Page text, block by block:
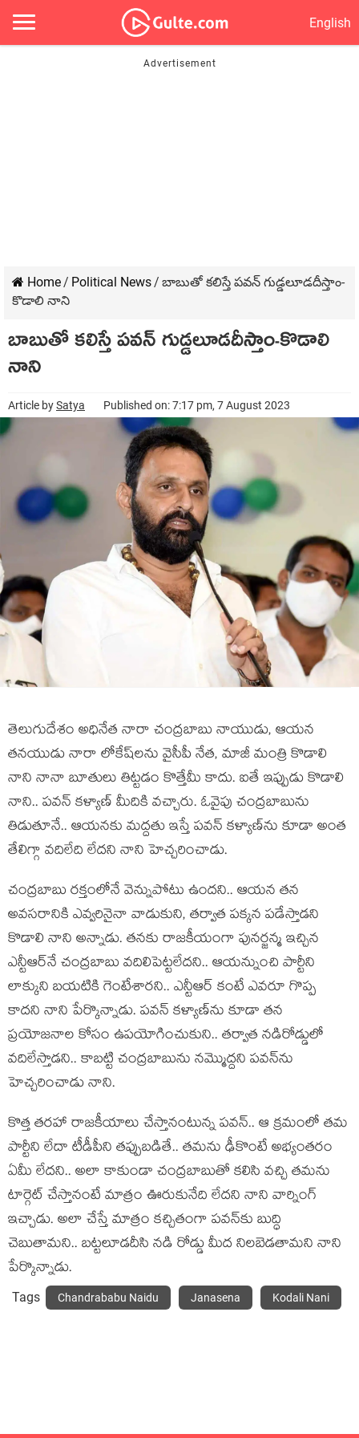
English
Home/ Political News/ బాబుతో కలిస్తే పవన్ గుడ్డలూడదీస్తాం-
కొడాలి నాని
బాబుతో కలిస్తే పవన్ గుడ్డలూడదీస్తాం-కొడాలి
నాని
Article bySatya Published on: 7:17 pm, 7 August 2023
తెలుగుదేశం అధినేత నారా చంద్రబాబు నాయుడు, ఆయన
తనయుడు నారా లోకేష్‌లను వైసీపీ నేత, మాజీ మంత్రి కొడాలి
నాని నానా బూతులు తిట్టడం కొత్తేమీ కాదు. ఐతే ఇప్పుడు కొడాలి
నాని.. పవన్ కళ్యాణ్ మీదికి వచ్చారు. ఓవైపు చంద్రబాబును
తిడుతూనే.. ఆయనకు మద్దతు ఇస్తే పవన్ కళ్యాణ్‌ను కూడా అంత
తేలిగ్గా వదిలేది లేదని నాని హెచ్చరించాడు.
చంద్రబాబు రక్తంలోనే వెన్నుపోటు ఉందని.. ఆయన తన
అవసరానికి ఎవ్వరినైనా వాడుకుని, తర్వాత పక్కన పడేస్తాడని
కొడాలి నాని అన్నాడు. తనకు రాజకీయంగా పునర్జన్మ ఇచ్చిన
ఎన్టీఆర్‌నే చంద్రబాబు వదిలిపెట్టలేదని.. ఆయన్నుంచి పార్టీని
లాక్కుని బయటికి గెంటేశారని.. ఎన్టీఆర్ కంటే ఎవరూ గొప్ప
కాదని నాని పేర్కొన్నాడు. పవన్ కళ్యాణ్‌ను కూడా తన
ప్రయోజనాల కోసం ఉపయోగించుకుని.. తర్వాత నడిరోడ్డులో
వదిలేస్తాడని.. కాబట్టి చంద్రబాబును నమ్మొద్దని పవన్‌ను
హెచ్చరించాడు నాని.
కొత్త తరహా రాజకీయాలు చేస్తానంటున్న పవన్.. ఆ క్రమంలో తమ
పార్టీని లేదా టీడీపీని తప్పుబడితే.. తమను ఢీకొంటే అభ్యంతరం
ఏమీ లేదని.. అలా కాకుండా చంద్రబాబుతో కలిసి వచ్చి తమను
టార్గెట్ చేస్తానంటే మాత్రం ఊరుకునేది లేదని నాని వార్నింగ్
ఇచ్చాడు. అలా చేస్తే మాత్రం కచ్చితంగా పవన్‌కు బుద్ధి
చెబుతామని.. బట్టలూడదీసి నడి రోడ్డు మీద నిలబెడతామని నాని
పేర్కొన్నాడు.
Tags Chandrababu Naidu Janasena Kodali Nani